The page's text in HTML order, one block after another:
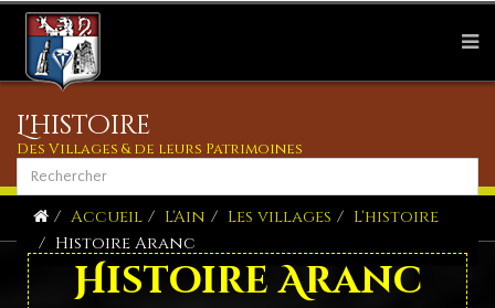
L'histoire
Des Villages & de leurs Patrimoines
Accueil L'Ain Les villages
L'histoire
Histoire Aranc
Histoire Aranc